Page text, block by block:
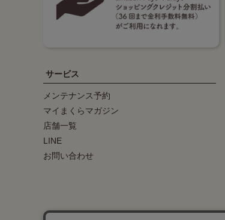
サービス
メンテナンス予約
マイまくらマガジン
店舗一覧
LINE
お問い合わせ